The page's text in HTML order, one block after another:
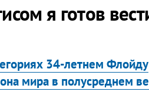
я готов
34-летнем Флойду
мира в полусреднем